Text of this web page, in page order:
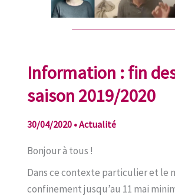
Information : fin
saison 2019/2020
30/04/2020 •Actualité
Bonjour à tous !
Dans ce contexte particulier et le
confinement jusqu’au 11 mai